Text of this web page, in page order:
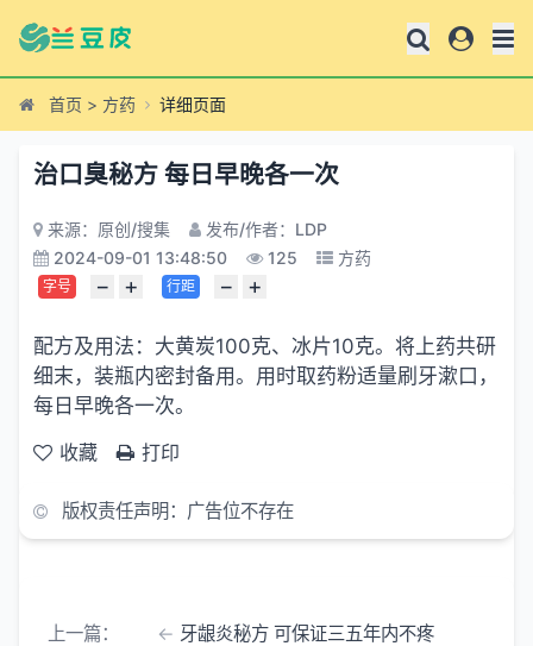
首页 > 方药 详细页面
治口臭秘方 每日早晚各一次
来源：原创/搜集
发布/作者：LDP
2024-09-01 13:48:50
125 方药
字号 − + 行距 − +
配方及用法：大黄炭100克、冰片10克。将上药共研
细末，装瓶内密封备用。用时取药粉适量刷牙漱口，
每日早晚各一次。
收藏
打印
版权责任声明：广告位不存在
上一篇：
牙龈炎秘方 可保证三五年内不疼